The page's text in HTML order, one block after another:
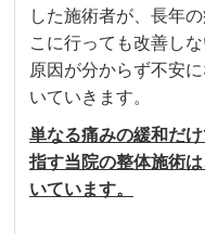
した施術者が、長年
こに行っても改善し
原因が分からず不安
いていきます。
単なる痛みの緩和だ
指す当院の整体施術
いています。